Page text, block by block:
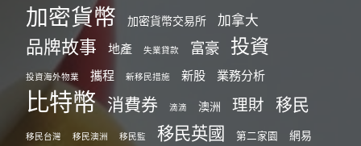
加密貨幣 加密貨幣交易所 加拿大
品牌故事 地產 失業貸款 富豪 投資
投資海外物業 攜程 新移民措施 新股 業務分析
比特幣 消費券 滴滴 澳洲 理財 移民
移民台灣 移民澳洲 移民監 移民英國 第二家園 網易